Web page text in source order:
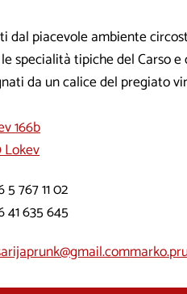
dal piacevole ambiente
specialità tipiche del Carso
da un calice del pregiato
166b
Lokev
5 767 11 02
41 635 645